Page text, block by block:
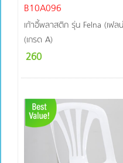
B10A096
เก้าอี้พลาสติก รุ่น Felna (เฟล
(เกรด A)
260